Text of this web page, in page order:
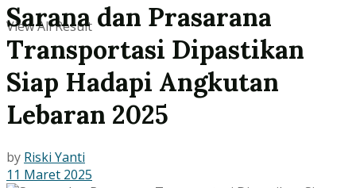
View All Result
Sarana dan Prasarana
Transportasi Dipastikan
Siap Hadapi Angkutan
Lebaran 2025
by Riski Yanti
11 Maret 2025